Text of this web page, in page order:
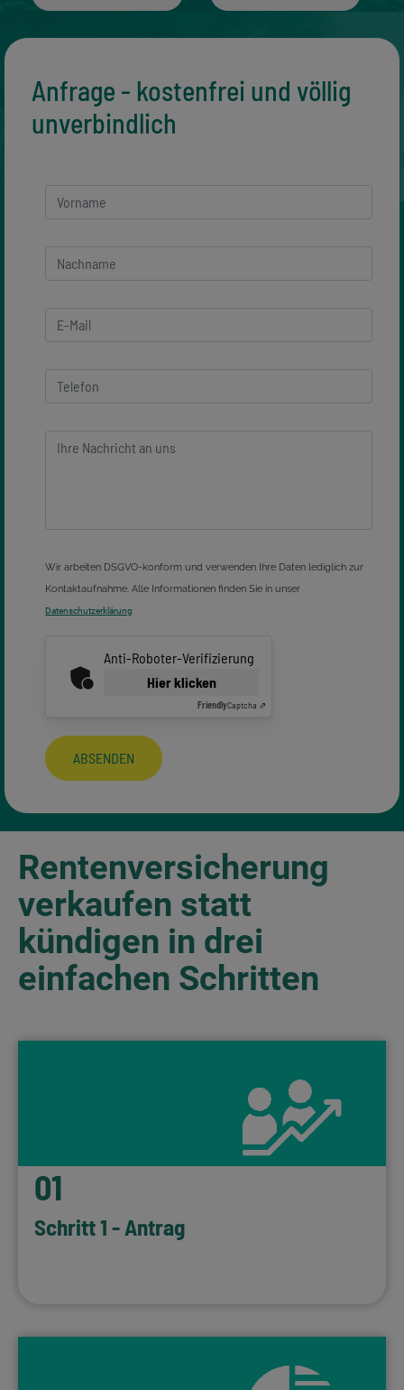
Anfrage - kostenfrei und völlig
unverbindlich
Wir arbeiten DSGVO-konform und verwenden Ihre Daten lediglich zur
Kontaktaufnahme. Alle Informationen finden Sie in unser
Datenschutzerklärung
Anti-Roboter-Verifizierung
Hier klicken
FriendlyCaptcha ⇗
ABSENDEN
Rentenversicherung
verkaufen statt
kündigen in drei
einfachen Schritten
01
Schritt 1 - Antrag